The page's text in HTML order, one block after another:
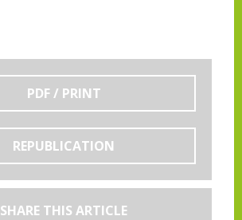
PDF / PRINT
REPUBLICATION
SHARE THIS ARTICLE